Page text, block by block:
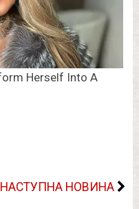
НАСТУПНА НОВИНА